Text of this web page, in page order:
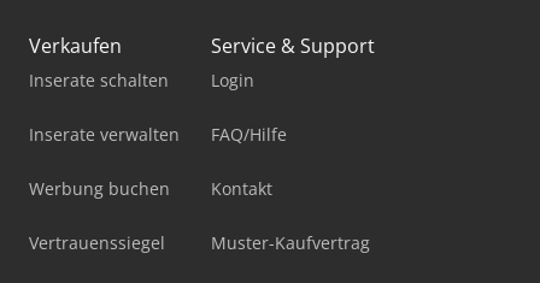
Schaltschrankverwaltung überarbeitet: 2010–
2011Bekannte OEM-Komponenten entlang der
LinieBetriebsbereit mit bestehender 0.5L P.. Cjdsyk E
Verkaufen
Inserate schalten
Inserate verwalten
Werbung buchen
Vertrauenssiegel
Service & Support
Login
FAQ/Hilfe
Kontakt
Muster-Kaufvertrag